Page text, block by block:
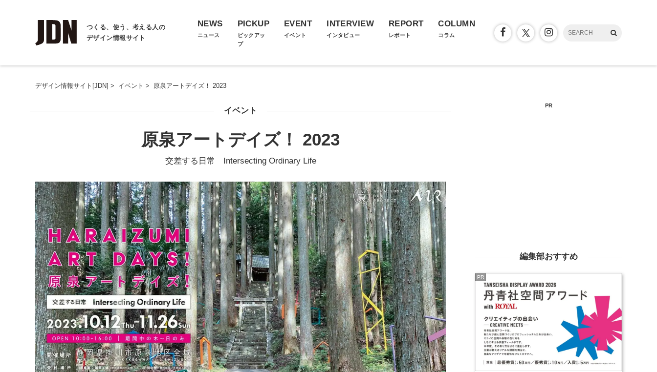
つくる、使う、考える人の
デザイン情報サイト
NEWS
ニュース
PICKUP
ピックアッ
プ
EVENT
イベント
INTERVIEW
インタビュー
REPORT
レポート
COLUMN
コラム
デザイン情報サイト[JDN] > イベント > 原泉アートデイズ！ 2023
イベント
原泉アートデイズ！ 2023
交差する日常 Intersecting Ordinary Life
PR
編集部おすすめ
PR